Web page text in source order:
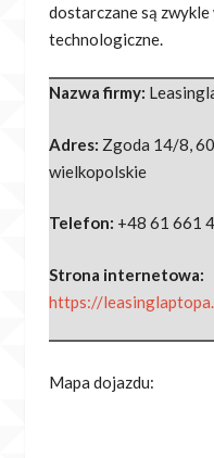
dostarczane są
technologiczne.
Nazwa firmy:
Adres: Zgoda 14/8
wielkopolskie
Telefon: +48 61 661
Strona internetowa:
https://
Mapa dojazdu: